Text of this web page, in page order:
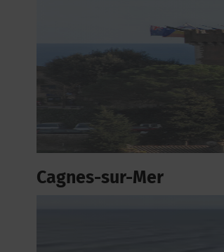
Cagnes-sur-Mer